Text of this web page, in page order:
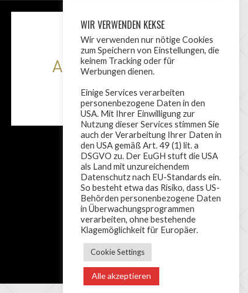
WIR VERWENDEN KEKSE
Wir verwenden nur nötige Cookies
zum Speichern von Einstellungen, die
keinem Tracking oder für
Werbungen dienen.
Einige Services verarbeiten
personenbezogene Daten in den
USA. Mit Ihrer Einwilligung zur
Nutzung dieser Services stimmen Sie
auch der Verarbeitung Ihrer Daten in
den USA gemäß Art. 49 (1) lit. a
DSGVO zu. Der EuGH stuft die USA
als Land mit unzureichendem
Datenschutz nach EU-Standards ein.
So besteht etwa das Risiko, dass US-
Behörden personenbezogene Daten
in Überwachungsprogrammen
verarbeiten, ohne bestehende
Klagemöglichkeit für Europäer.
Cookie Settings
Alle akzeptieren